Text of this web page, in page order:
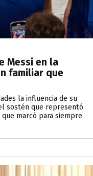
Messi en la
familiar que
la influencia de su
sostén que representó
marcó para siempre